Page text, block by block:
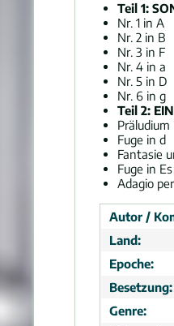
Teil 1:
Nr. 1 in A
Nr. 2 in B
Nr. 3 in F
Nr. 4 in a
Nr. 5 in D
Nr. 6 in g
Teil 2:
Fuge in d
Fantasie
Fuge in
Adagio
Autor /
Land:
Epoche:
Besetzung:
Genre: